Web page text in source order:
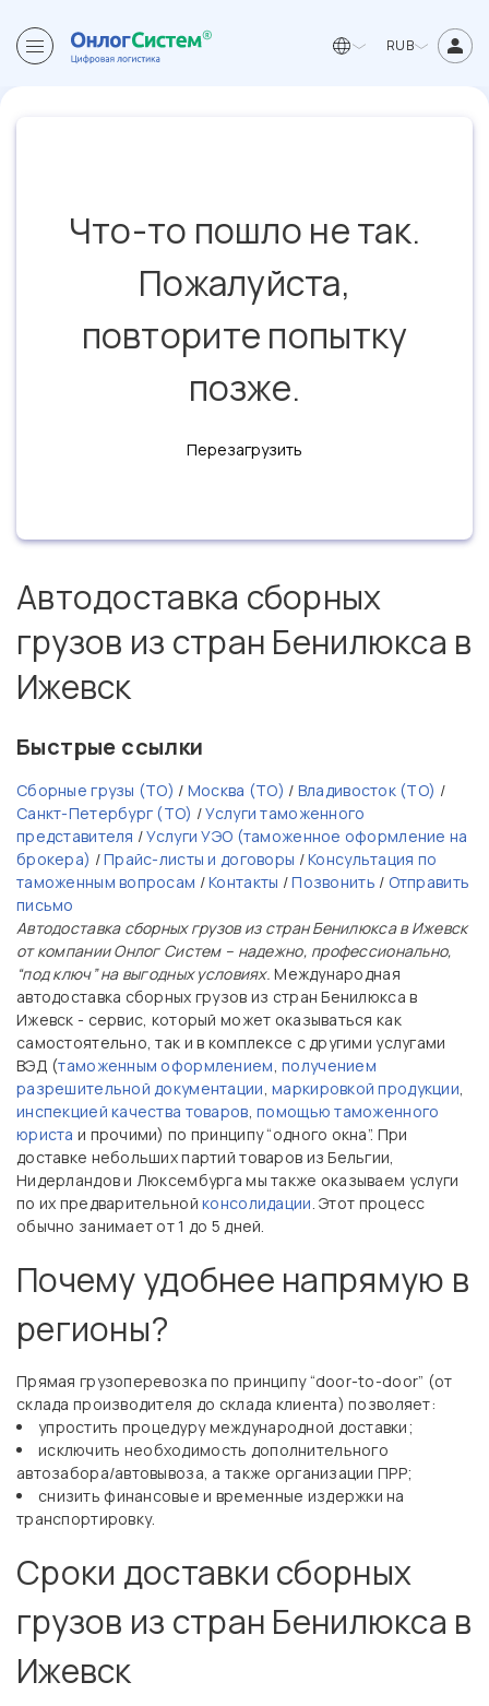
RUB
Что-то пошло не так.
Пожалуйста,
повторите попытку
позже.
Перезагрузить
Автодоставка сборных
грузов из стран Бенилюкса в
Ижевск
Быстрые ссылки
Сборные грузы (ТО) / Москва (ТО) / Владивосток (ТО) /
Санкт-Петербург (ТО) /Услуги таможенного
представителя /Услуги УЭО (таможенное оформление на
брокера) /Прайс-листы и договоры /Консультация по
таможенным вопросам /Контакты /Позвонить / Отправить
письмо
Автодоставка сборных грузов из стран Бенилюкса в Ижевск
от компании Онлог Систем – надежно, профессионально,
“под ключ” на выгодных условиях. Международная
автодоставка сборных грузов из стран Бенилюкса в
Ижевск - сервис, который может оказываться как
самостоятельно, так и в комплексе с другими услугами
ВЭД (таможенным оформлением,получением
разрешительной документации,маркировкой продукции,
инспекцией качества товаров,помощью таможенного
юриста и прочими) по принципу “одного окна”. При
доставке небольших партий товаров из Бельгии,
Нидерландов и Люксембурга мы также оказываем услуги
по их предварительнойконсолидации. Этот процесс
обычно занимает от 1 до 5 дней.
Почему удобнее напрямую в
регионы?
Прямая грузоперевозка по принципу “door-to-door” (от
склада производителя до склада клиента) позволяет:
упростить процедуру международной доставки;
исключить необходимость дополнительного
автозабора/автовывоза, а также организации ПРР;
снизить финансовые и временные издержки на
транспортировку.
Сроки доставки сборных
грузов из стран Бенилюкса в
Ижевск